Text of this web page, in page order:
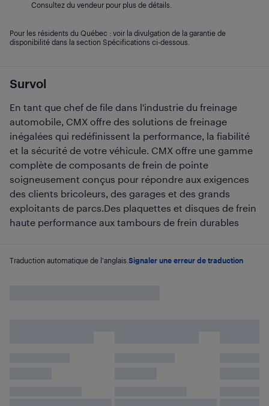
Survol
En tant que chef de file dans l'industrie du freinage
automobile, CMX offre des solutions de freinage
inégalées qui redéfinissent la performance, la fiabilité
et la sécurité de votre véhicule. CMX offre une gamme
complète de composants de frein de pointe
soigneusement conçus pour répondre aux exigences
des clients bricoleurs, des garages et des grands
exploitants de parcs.Des plaquettes et disques de frein
haute performance aux tambours de frein durables
Traduction automatique de l'anglais. Signaler une erreur de traduction
Consultez du vendeur pour plus de détails.
Pour les résidents du Québec : voir la divulgation de la garantie de
disponibilité dans la section Spécifications ci-dessous.